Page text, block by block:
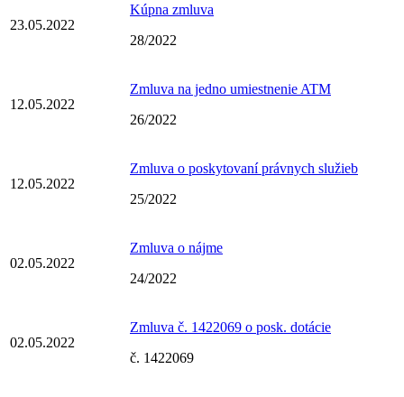
23.05.2022
Kúpna zmluva
28/2022
12.05.2022
Zmluva na jedno umiestnenie ATM
26/2022
12.05.2022
Zmluva o poskytovaní právnych služieb
25/2022
02.05.2022
Zmluva o nájme
24/2022
02.05.2022
Zmluva č. 1422069 o posk. dotácie
č. 1422069